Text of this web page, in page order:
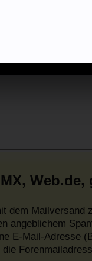
dem Mailversand
angeblichem
E-Mail-Adresse